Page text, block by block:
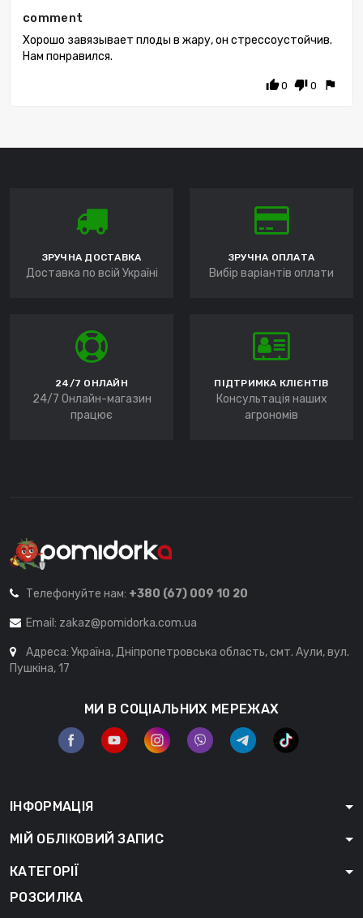
comment
Хорошо завязывает плоды в жару, он стрессоустойчив.
Нам понравился.
thumb_up0 thumb_down 0 flag
ЗРУЧНА ДОСТАВКА
Доставка по всій Україні
ЗРУЧНА ОПЛАТА
Вибір варіантів оплати
24/7 ОНЛАЙН
24/7 Онлайн-магазин
працює
ПІДТРИМКА КЛІЄНТІВ
Консультація наших
агрономів
Телефонуйте нам: +380 (67) 009 10 20
Email: zakaz@pomidorka.com.ua
Адреса: Україна, Дніпропетровська область, смт. Аули, вул.
Пушкіна, 17
МИ В СОЦІАЛЬНИХ МЕРЕЖАХ
ІНФОРМАЦІЯ
МІЙ ОБЛІКОВИЙ ЗАПИС
КАТЕГОРІЇ
РОЗСИЛКА